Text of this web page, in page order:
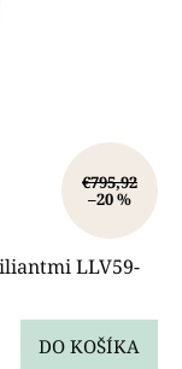
€795,92
–20 %
LLV59-
DO KOŠÍKA